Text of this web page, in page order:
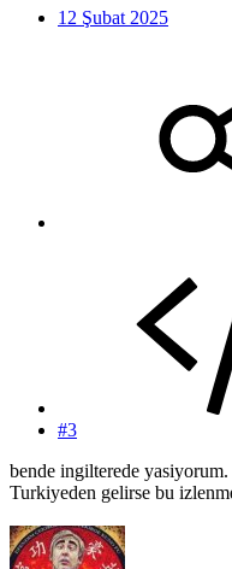
12 Şubat 2025
#3
bende ingilterede
Turkiyeden gelirse bu